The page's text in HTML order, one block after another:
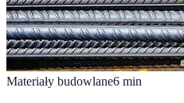
Materiały budowlane6 min